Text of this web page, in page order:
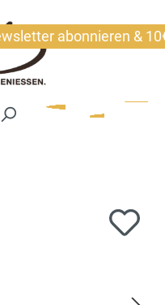
abonnieren & 10€